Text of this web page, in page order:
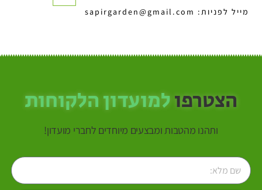
מייל לפניות: sapirgarden@gmail.com
הצטרפולמועדון הלקוחות
ותהנו מהטבות ומבצעים מיוחדים לחברי מועדון!